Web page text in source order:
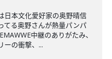
日本文化愛好家の奥野晴信
てる奥野さんが熱量パンパ
中継のありがたみ、
ーの衝撃、...